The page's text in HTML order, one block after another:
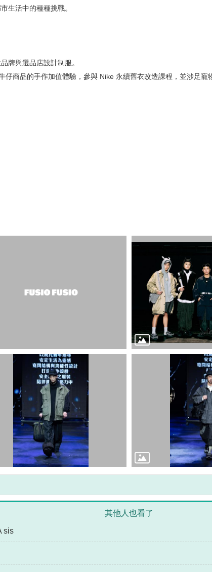
生活中的種種挑戰。
牌與選品店設計制服。
商品的手作加值體驗，參與 Nike 永續舊衣改造課程，並涉足寵
其他人也看了
sis